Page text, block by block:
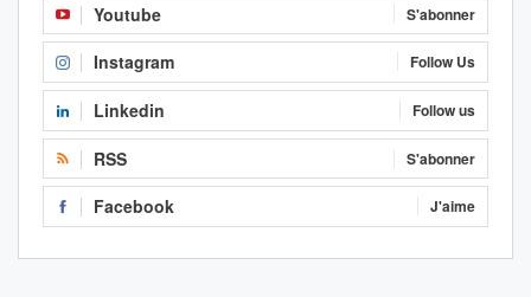
Youtube S'abonner
Instagram Follow Us
Linkedin Follow us
RSS S'abonner
Facebook J'aime